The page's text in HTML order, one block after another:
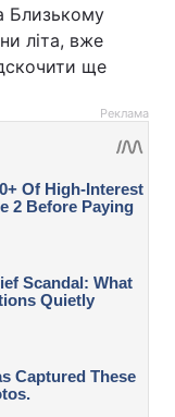
Близькому
літа, вже
ще
Реклама